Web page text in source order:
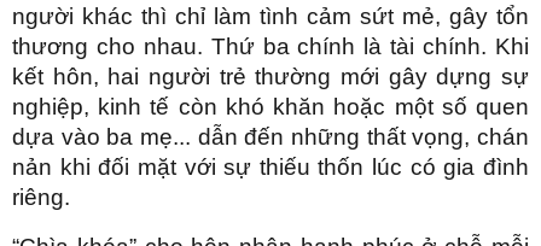
người khác thì chỉ làm tình cảm sứt mẻ, gây tổn
thương cho nhau. Thứ ba chính là tài chính. Khi
kết hôn, hai người trẻ thường mới gây dựng sự
nghiệp, kinh tế còn khó khăn hoặc một số quen
dựa vào ba mẹ... dẫn đến những thất vọng, chán
nản khi đối mặt với sự thiếu thốn lúc có gia đình
riêng.